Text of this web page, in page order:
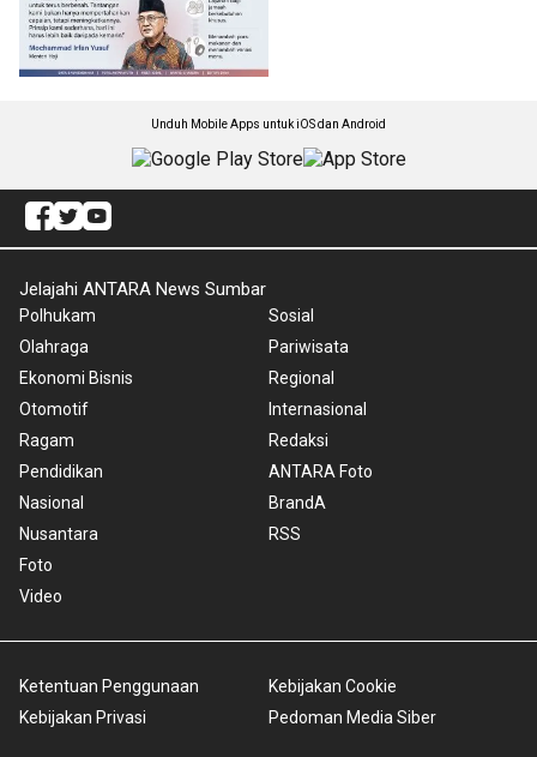
Unduh Mobile Apps untuk iOS dan Android
Jelajahi ANTARA News Sumbar
Polhukam
Olahraga
Ekonomi Bisnis
Otomotif
Ragam
Pendidikan
Nasional
Nusantara
Foto
Video
Sosial
Pariwisata
Regional
Internasional
Redaksi
ANTARA Foto
BrandA
RSS
Ketentuan Penggunaan
Kebijakan Privasi
Kebijakan Cookie
Pedoman Media Siber